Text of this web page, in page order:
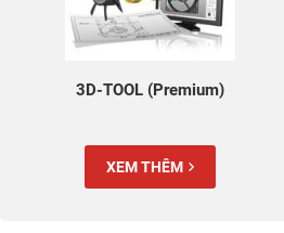
3D-TOOL (Premium)
XEM THÊM